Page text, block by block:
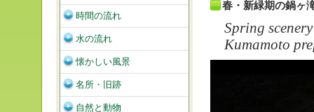
春・新緑期の鍋ヶ
Spring
Kumamoto
時間の流れ
水の流れ
懐かしい風景
名所・旧跡
自然と動物